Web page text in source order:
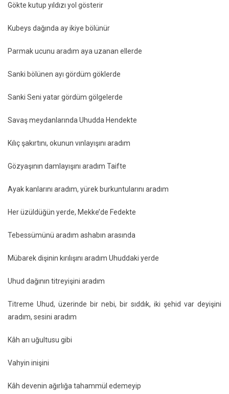
Gökte kutup yıldızı yol gösterir
Kubeys dağında ay ikiye bölünür
Parmak ucunu aradım aya uzanan ellerde
Sanki bölünen ayı gördüm göklerde
Sanki Seni yatar gördüm gölgelerde
Savaş meydanlarında Uhudda Hendekte
Kılıç şakırtını, okunun vınlayışını aradım
Gözyaşının damlayışını aradım Taifte
Ayak kanlarını aradım, yürek burkuntularını aradım
Her üzüldüğün yerde, Mekke’de Fedekte
Tebessümünü aradım ashabın arasında
Mübarek dişinin kırılışını aradım Uhuddaki yerde
Uhud dağının titreyişini aradım
Titreme Uhud, üzerinde bir nebi, bir sıddık, iki şehid var deyişini
aradım, sesini aradım
Kâh arı uğultusu gibi
Vahyin inişini
Kâh devenin ağırlığa tahammül edemeyip